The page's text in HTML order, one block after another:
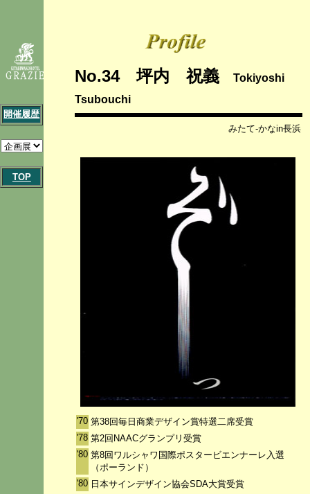
開催履歴
TOP
No.34 坪内 祝義
Tokiyoshi
Tsubouchi
みたて-かなin長浜
'70 第38回毎日商業デザイン賞特選二席受賞
'78 第2回NAACグランプリ受賞
'80 第8回ワルシャワ国際ポスタービエンナーレ入選
（ポーランド）
'80 日本サインデザイン協会SDA大賞受賞